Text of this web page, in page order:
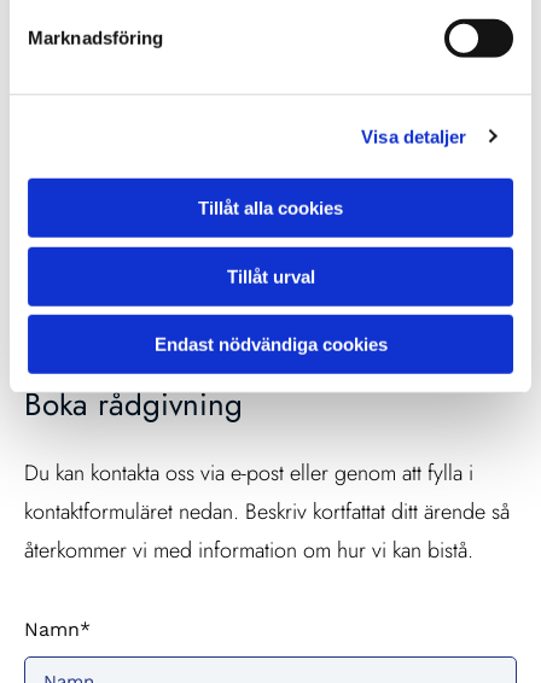
Marknadsföring
Visa detaljer
Tillåt alla cookies
Tillåt urval
Endast nödvändiga cookies
ärende.
Telefon:
040-617 01 00
E-post:
info@advokatwilensky.se
Boka rådgivning
Du kan kontakta oss via e-post eller genom att fylla i
kontaktformuläret nedan. Beskriv kortfattat ditt ärende så
återkommer vi med information om hur vi kan bistå.
Namn*